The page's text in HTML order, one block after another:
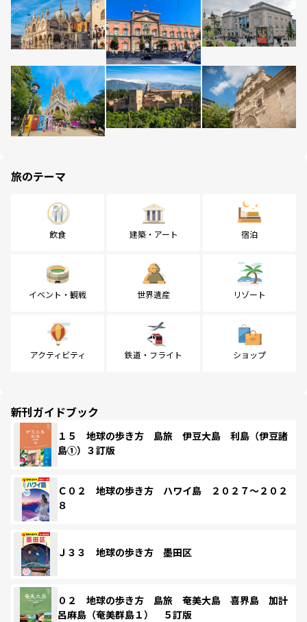
旅のテーマ
飲食 建築・アート 宿泊
イベント・観戦 世界遺産 リゾート
アクティビティ 鉄道・フライト ショップ
新刊ガイドブック
１５ 地球の歩き方 島旅 伊豆大島 利島（伊豆諸
島①）３訂版
Ｃ０２ 地球の歩き方 ハワイ島 ２０２７～２０２
８
Ｊ３３ 地球の歩き方 墨田区
０２ 地球の歩き方 島旅 奄美大島 喜界島 加計
呂麻島（奄美群島１） ５訂版